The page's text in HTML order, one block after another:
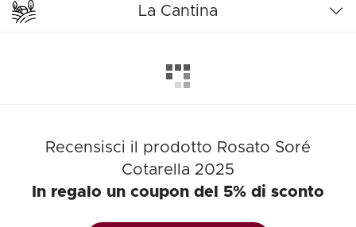
La Cantina
Recensisci il prodotto Rosato Soré
Cotarella 2025
In regalo un coupon del 5% di sconto